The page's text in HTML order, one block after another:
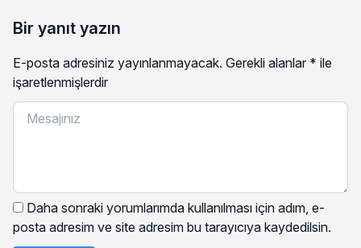
Bir yanıt yazın
E-posta adresiniz yayınlanmayacak. Gerekli alanlar * ile
işaretlenmişlerdir
Daha sonraki yorumlarımda kullanılması için adım, e-
posta adresim ve site adresim bu tarayıcıya kaydedilsin.